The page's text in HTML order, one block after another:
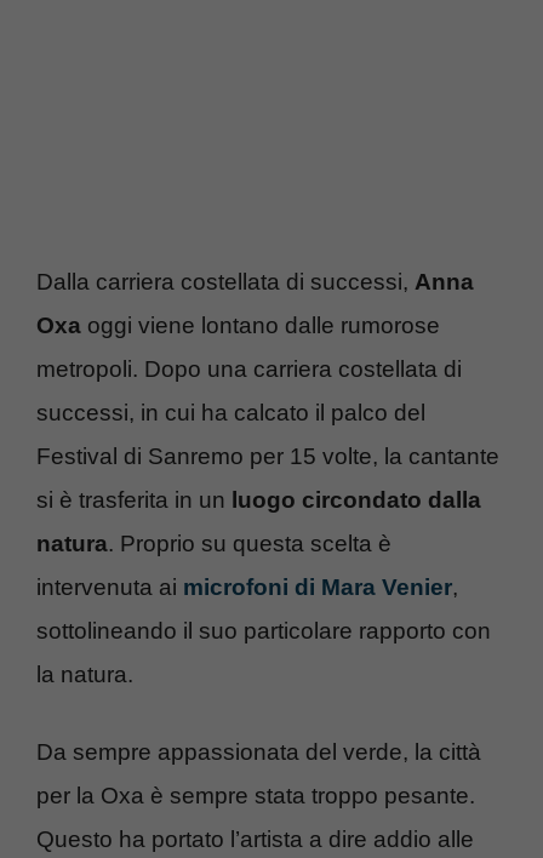
Dalla carriera costellata di successi, Anna
Oxa oggi viene lontano dalle rumorose
metropoli. Dopo una carriera costellata di
successi, in cui ha calcato il palco del
Festival di Sanremo per 15 volte, la cantante
si è trasferita in un luogo circondato dalla
natura. Proprio su questa scelta è
intervenuta ai microfoni di Mara Venier,
sottolineando il suo particolare rapporto con
la natura.
Da sempre appassionata del verde, la città
per la Oxa è sempre stata troppo pesante.
Questo ha portato l’artista a dire addio alle